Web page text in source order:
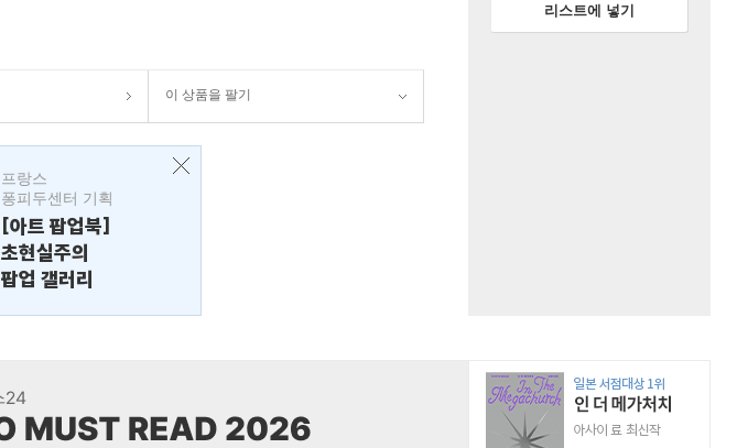
이 상품을 팔기
프랑스
퐁피두센터 기획
[아트 팝업북]
초현실주의
팝업 갤러리
리스트에 넣기